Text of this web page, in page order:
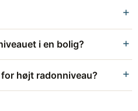
i en bolig?
højt radonniveau?